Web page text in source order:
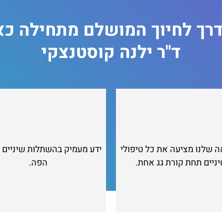
לחיוך המושלם מתחילה
ד"ר ילנה קוסטנצקי
שלנו מציעה את כל טיפולי
תחת קורת גג אחת.
ידע מעמיק בהשתלות
הפה.